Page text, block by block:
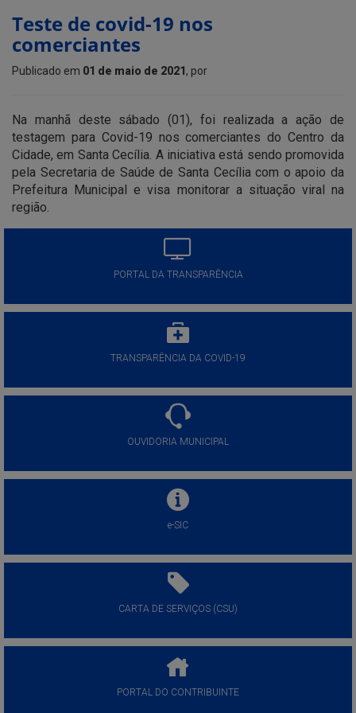
Teste de covid-19 nos
comerciantes
Publicado em 01 de maio de 2021, por
Na manhã deste sábado (01), foi realizada a ação de
testagem para Covid-19 nos comerciantes do Centro da
Cidade, em Santa Cecília. A iniciativa está sendo promovida
pela Secretaria de Saúde de Santa Cecília com o apoio da
Prefeitura Municipal e visa monitorar a situação viral na
região.
PORTAL DA TRANSPARÊNCIA
TRANSPARÊNCIA DA COVID-19
OUVIDORIA MUNICIPAL
e-SIC
CARTA DE SERVIÇOS (CSU)
PORTAL DO CONTRIBUINTE